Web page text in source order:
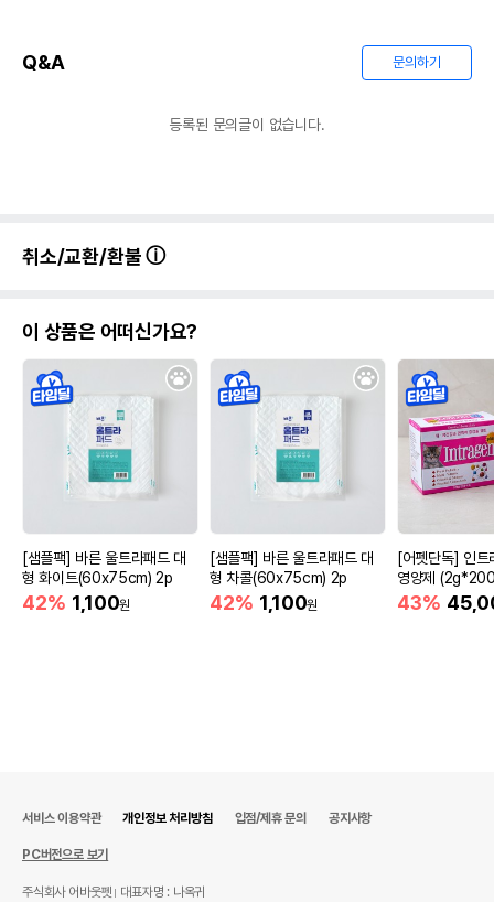
Q&A 문의하기
등록된 문의글이 없습니다.
취소/교환/환불
이 상품은 어떠신가요?
[샘플팩] 바른 울트라패드 대
형 화이트(60x75cm) 2p
42% 1,100원
[샘플팩] 바른 울트라패드 대
형 차콜(60x75cm) 2p
42% 1,100원
[어펫단독] 인트
영양제
43%
서비스 이용약관 개인정보 처리방침 입점/제휴 문의 공지사항
PC버전으로 보기
주식회사 어바웃펫 대표자명 : 나옥귀